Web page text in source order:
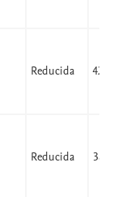
Reducida 42,07
Reducida 38,25